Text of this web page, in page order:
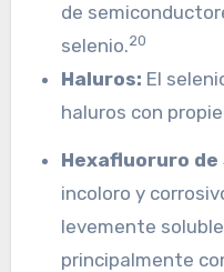
de
selenio.20
Haluros: El
haluros con
Hexafluoruro de
incoloro y
levemente
principalmente